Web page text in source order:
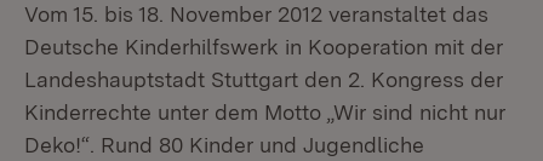
Vom 15. bis 18. November 2012 veranstaltet das
Deutsche Kinderhilfswerk in Kooperation mit der
Landeshauptstadt Stuttgart den 2. Kongress der
Kinderrechte unter dem Motto „Wir sind nicht nur
Deko!“. Rund 80 Kinder und Jugendliche